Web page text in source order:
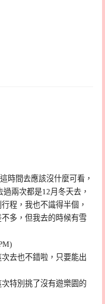
時間去應該沒什麼可看，
兩次都是12月冬天去，
程，我也不識得半個，
多，但我去的時候有雪
去也不錯啦，只要能出
特別挑了沒有遊樂園的